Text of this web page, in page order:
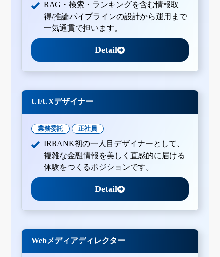
RAG・検索・ランキングを含む情報取
得/推論パイプラインの設計から運用まで
一気通貫で担います。
Detail
UI/UXデザイナー
業務委託 正社員
IRBANK初の一人目デザイナーとして、
複雑な金融情報を美しく直感的に届ける
体験をつくるポジションです。
Detail
Webメディアディレクター